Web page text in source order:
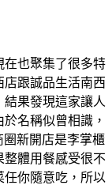
在也聚集了很多特
跟誠品生活南西
果發現這家讓人
名稱似曾相識，
圈新開店是李掌櫃
整體用餐感受很不
你隨意吃，所以